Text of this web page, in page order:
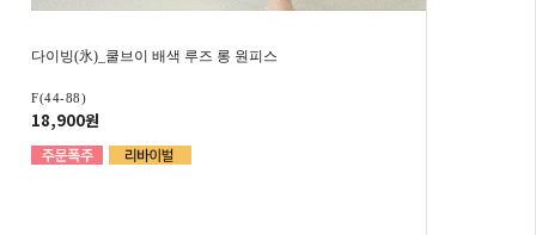
다이빙(氷)_쿨브이 배색 루즈 롱 원피스
F(44-88)
18,900원